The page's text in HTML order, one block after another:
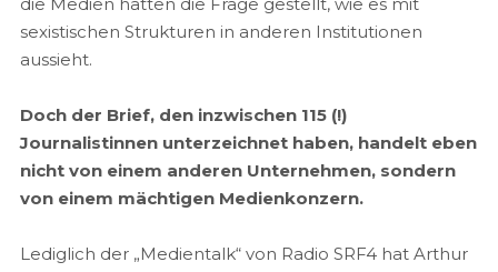
sexistischen Strukturen in anderen Institutionen
aussieht.
Doch der Brief, den inzwischen 115 (!)
Journalistinnen unterzeichnet haben, handelt eben
nicht von einem anderen Unternehmen, sondern
von einem mächtigen Medienkonzern.
Lediglich der „Medientalk“ von Radio SRF4 hat Arthur